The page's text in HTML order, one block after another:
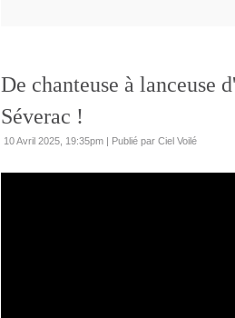
De chanteuse à lanceuse
Séverac !
10 Avril 2025, 19:35pm | Publié par Ciel Voilé